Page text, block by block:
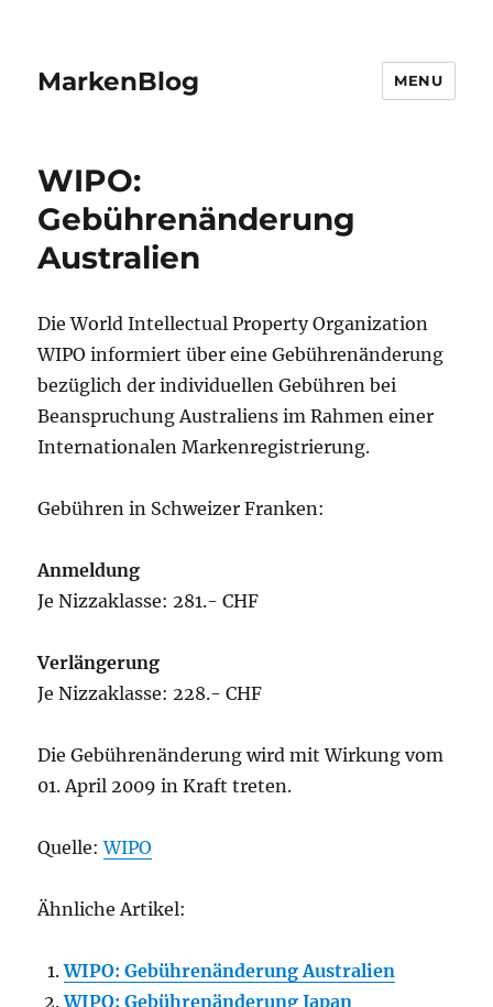
MarkenBlog MENU
WIPO:
Gebührenänderung
Australien
Die World Intellectual Property Organization
WIPO informiert über eine Gebührenänderung
bezüglich der individuellen Gebühren bei
Beanspruchung Australiens im Rahmen einer
Internationalen Markenregistrierung.
Gebühren in Schweizer Franken:
Anmeldung
Je Nizzaklasse: 281.- CHF
Verlängerung
Je Nizzaklasse: 228.- CHF
Die Gebührenänderung wird mit Wirkung vom
01. April 2009 in Kraft treten.
Quelle:WIPO
Ähnliche Artikel:
WIPO: Gebührenänderung Australien
WIPO: Gebührenänderung Japan